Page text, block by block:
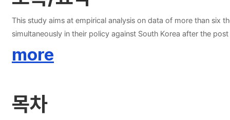
This study aims at empirical analysis on data of more than six
simultaneously in their policy against South Korea after the
more
목차